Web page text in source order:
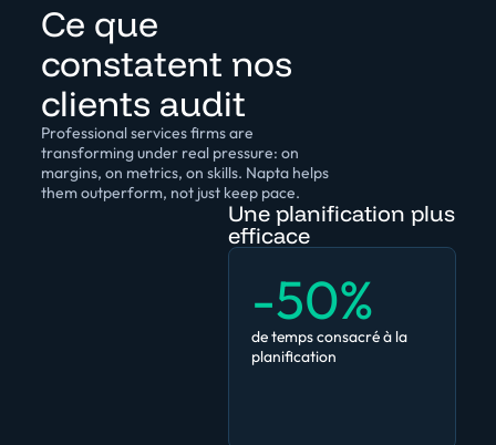
Ce que
constatent nos
clients audit
Professional services firms are
transforming under real pressure: on
margins, on metrics, on skills. Napta helps
them outperform, not just keep pace.
Une planification plus
efficace
-50%
de temps consacré à la
planification